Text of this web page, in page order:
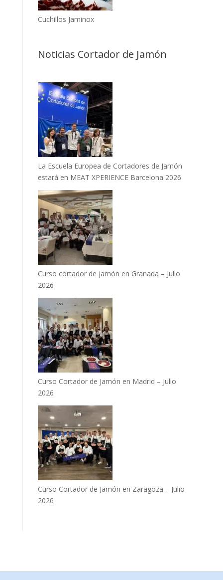
Cuchillos Jaminox
Noticias Cortador de Jamón
La Escuela Europea de Cortadores de Jamón
estará en MEAT XPERIENCE Barcelona 2026
Curso cortador de jamón en Granada – Julio
2026
Curso Cortador de Jamón en Madrid – Julio
2026
Curso Cortador de Jamón en Zaragoza – Julio
2026